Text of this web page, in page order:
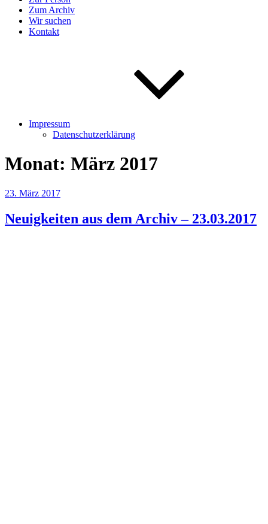
Zum Archiv
Wir suchen
Kontakt
Impressum
Datenschutzerklärung
Monat: März 2017
Veröffentlicht
23. März 2017
Neuigkeiten aus dem Archiv – 23.03.2017